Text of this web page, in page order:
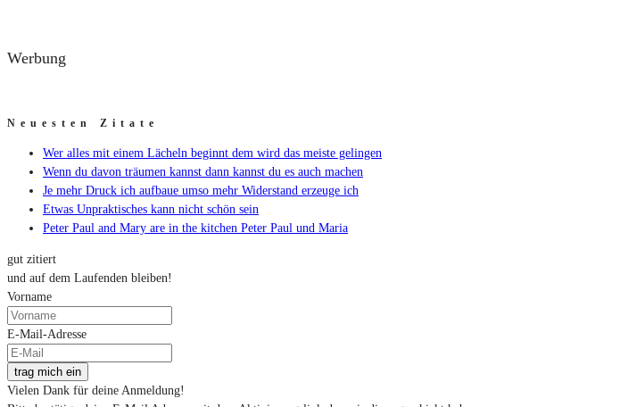
Werbung
Neuesten Zitate
Wer alles mit einem Lächeln beginnt dem wird das meiste gelingen
Wenn du davon träumen kannst dann kannst du es auch machen
Je mehr Druck ich aufbaue umso mehr Widerstand erzeuge ich
Etwas Unpraktisches kann nicht schön sein
Peter Paul and Mary are in the kitchen Peter Paul und Maria
gut zitiert
und auf dem Laufenden bleiben!
Vorname
E-Mail-Adresse
trag mich ein
Vielen Dank für deine Anmeldung!